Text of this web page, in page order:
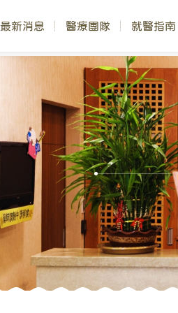
最新消息 醫療團隊 就醫指南